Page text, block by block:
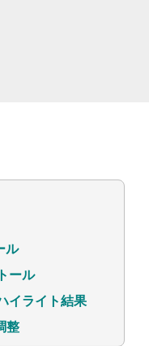
ル
ール
イライト結果
整